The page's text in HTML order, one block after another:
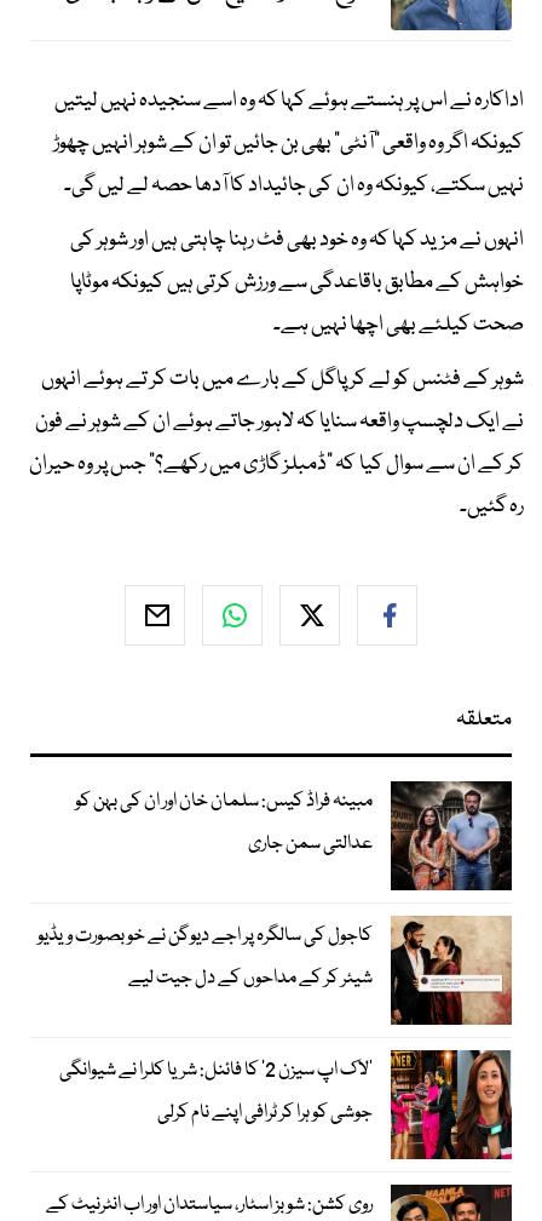
اداکارہ نے اس پر ہنستے ہوئے کہا کہ وہ اسے سنجیدہ نہیں لیتیں
کیونکہ اگر وہ واقعی "آنٹی" بھی بن جائیں تو ان کے شوہر انہیں چھوڑ
نہیں سکتے، کیونکہ وہ ان کی جائیداد کا آدھا حصہ لے لیں گی۔
انہوں نے مزید کہا کہ وہ خود بھی فٹ رہنا چاہتی ہیں اور شوہر کی
خواہش کے مطابق باقاعدگی سے ورزش کرتی ہیں کیونکہ موٹاپا
صحت کیلئے بھی اچھا نہیں ہے۔
شوہر کے فٹنس کو لے کر پاگل کے بارے میں بات کر تے ہوئے انہوں
نے ایک دلچسپ واقعہ سنایا کہ لاہور جاتے ہوئے ان کے شوہر نے فون
کر کے ان سے سوال کیا کہ "ڈمبلز گاڑی میں رکھے؟" جس پر وہ حیران
رہ گئیں۔
متعلقہ
مبینہ فراڈ کیس: سلمان خان اور ان کی بہن کو
عدالتی سمن جاری
کاجول کی سالگرہ پر اجے دیوگن نے خوبصورت ویڈیو
شیئر کر کے مداحوں کے دل جیت لیے
’لاک اپ سیزن 2‘ کا فائنل: شریا کلرا نے شیوانگی
جوشی کو ہرا کر ٹرافی اپنے نام کرلی
روی کشن: شوبز اسٹار، سیاستدان اور اب انٹرنیٹ کے